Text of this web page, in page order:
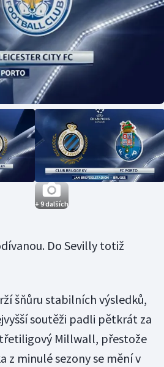
+ 9 dalších
Do Sevilly totiž
šňůru stabilních výsledků,
soutěži padli pětkrát za
třetiligový Millwall, přestože
z minulé sezony se mění v